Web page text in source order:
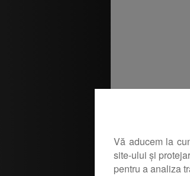
Vă aducem la
site-ului și
pentru a analiza